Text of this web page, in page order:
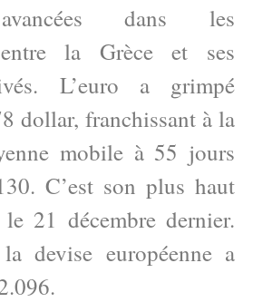
dans les
la Grèce et ses
L’euro a grimpé
dollar, franchissant à la
mobile à 55 jours
C’est son plus haut
21 décembre dernier.
devise européenne a